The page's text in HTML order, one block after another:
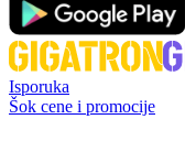
Isporuka
Šok cene i promocije